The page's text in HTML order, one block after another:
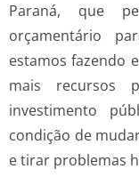
Paraná, que
orçamentário
estamos fazendo
mais recursos
investimento
condição de
e tirar problemas